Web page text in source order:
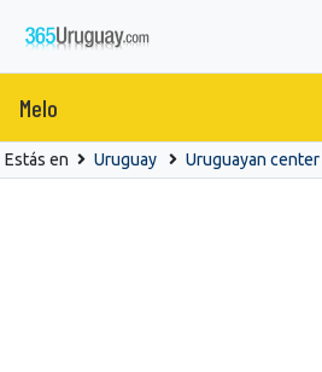
Melo
Estás en Uruguay Uruguayan center